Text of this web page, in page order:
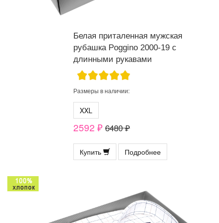
Белая приталенная мужская
рубашка Poggino 2000-19 с
длинными рукавами
Размеры в наличии:
XXL
2592 ₽ 6480 ₽
Купить Подробнее